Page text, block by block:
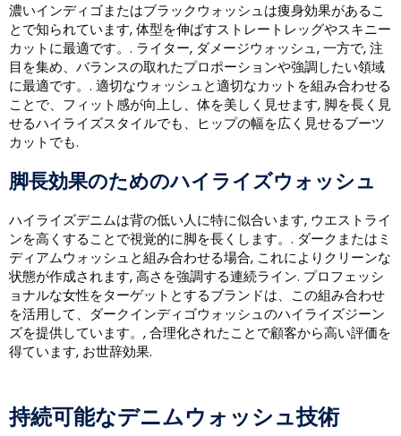
濃いイ​​ンディゴまたはブラックウォッシュは痩身効果があるこ
とで知られています, 体型を伸ばすストレートレッグやスキニー
カットに最適です。. ライター, ダメージウォッシュ, 一方で, 注
目を集め、バランスの取れたプロポーションや強調したい領域
に最適です。. 適切なウォッシュと適切なカットを組み合わせる
ことで、フィット感が向上し、体を美しく見せます, 脚を長く見
せるハイライズスタイルでも、ヒップの幅を広く見せるブーツ
カットでも.
脚長効果のためのハイライズウォッシュ
ハイライズデニムは背の低い人に特に似合います, ウエストライ
ンを高くすることで視覚的に脚を長くします。. ダークまたはミ
ディアムウォッシュと組み合わせる場合, これによりクリーンな
状態が作成されます, 高さを強調する連続ライン. プロフェッシ
ョナルな女性をターゲットとするブランドは、この組み合わせ
を活用して、ダークインディゴウォッシュのハイライズジーン
ズを提供しています。, 合理化されたことで顧客から高い評価を
得ています, お世辞効果.
持続可能なデニムウォッシュ技術